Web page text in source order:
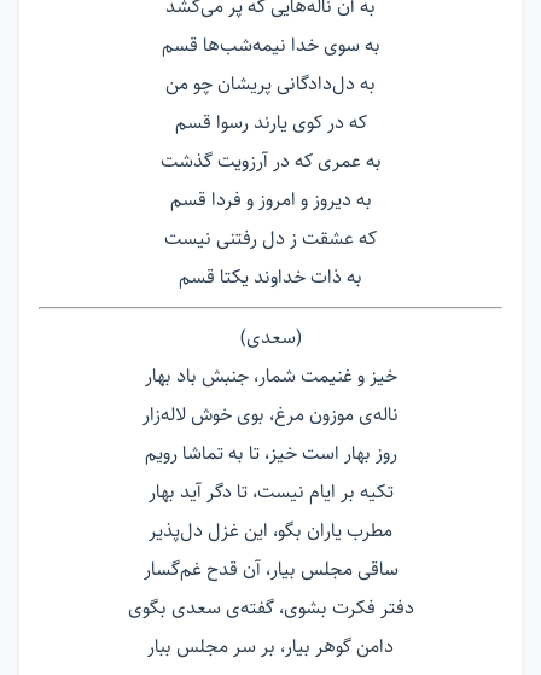
به آن ناله‌هایی که پر می‌کشد
به سوی خدا نیمه‌شب‌ها قسم
به دل‌دادگانی پریشان چو من
که در کوی یارند رسوا قسم
به عمری که در آرزویت گذشت
به دیروز و امروز و فردا قسم
که عشقت ز دل رفتنی نیست
به ذات خداوند یکتا قسم
(سعدی)
خیز و غنیمت شمار، جنبش باد بهار
ناله‌ی موزون مرغ، بوی خوش لاله‌زار
روز بهار است خیز، تا به تماشا رویم
تکیه بر ایام نیست، تا دگر آید بهار
مطرب یاران بگو، این غزل دل‌پذیر
ساقی مجلس بیار، آن قدح غم‌گسار
دفتر فکرت بشوی، گفته‌ی سعدی بگوی
دامن گوهر بیار، بر سر مجلس ببار